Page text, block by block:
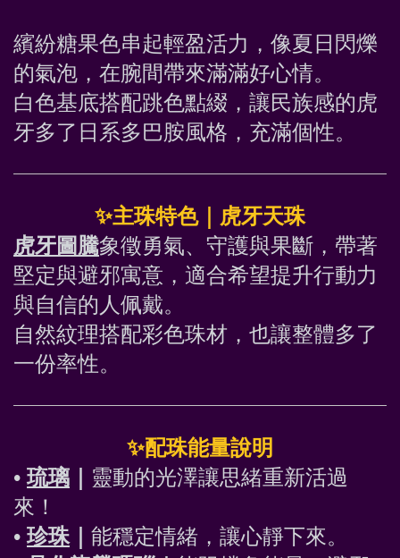
繽紛糖果色串起輕盈活力，像夏日閃爍
的氣泡，在腕間帶來滿滿好心情。
白色基底搭配跳色點綴，讓民族感的虎
牙多了日系多巴胺風格，充滿個性。
✨主珠特色｜虎牙天珠
虎牙圖騰象徵勇氣、守護與果斷，帶著
堅定與避邪寓意，適合希望提升行動力
與自信的人佩戴。
自然紋理搭配彩色珠材，也讓整體多了
一份率性。
✨配珠能量說明
• 琉璃
靈動的光澤讓思緒重新活過
來！
• 珍珠｜ 能穩定情緒，讓心靜下來。